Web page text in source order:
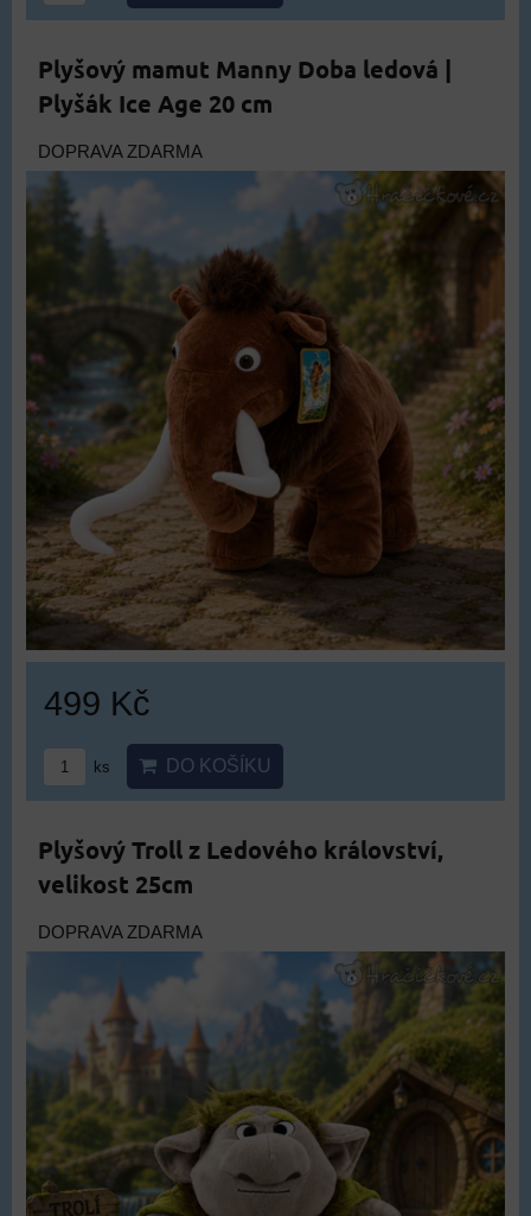
Plyšový mamut Manny Doba ledová |
Plyšák Ice Age 20 cm
DOPRAVA ZDARMA
499 Kč
ks DO KOŠÍKU
Plyšový Troll z Ledového království,
velikost 25cm
DOPRAVA ZDARMA